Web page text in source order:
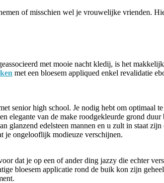
of misschien wel je vrouwelijke vrienden.
met mooie nacht kledij, is het
met een bloesem appliqued enkel revalidatie
senior high school. Je nodig hebt om optimaal
elegante van de make roodgekleurde grond duur
glanzend edelsteen mannen en u zult in staat
je ongelooflijk modieuze verschijnen.
dat je op een of ander ding jazzy die echter
bloesem applicatie rond de buik kon zijn